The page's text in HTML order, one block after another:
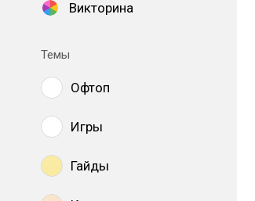
Викторина
Темы
Офтоп
Игры
Гайды